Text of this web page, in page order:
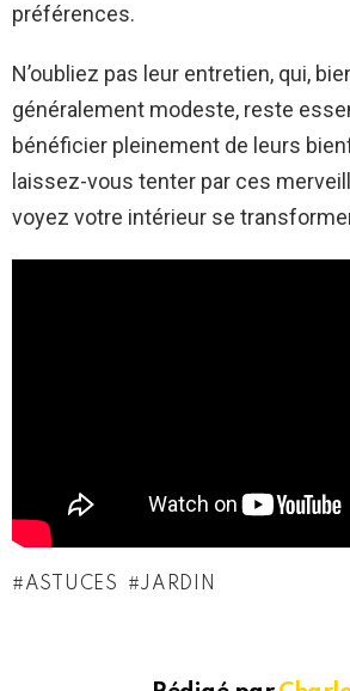
préférences.
N’oubliez pas leur entretien, qui,
généralement modeste, reste
bénéficier pleinement de leurs
laissez-vous tenter par ces
voyez votre intérieur se
ASTUCES JARDIN